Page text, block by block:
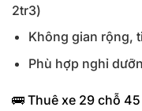
2tr3)
Không gian rộng,
Phù hợp nghỉ
🚌 Thuê xe 29 chỗ